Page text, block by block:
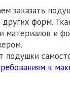
заказать
других форм.
материалов и
подушки
к